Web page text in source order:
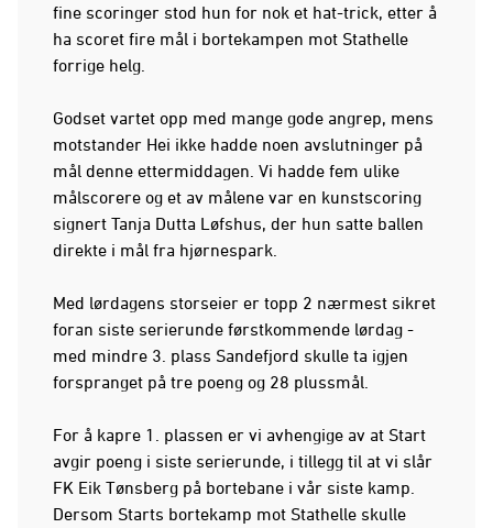
fine scoringer stod hun for nok et hat-trick, etter å
ha scoret fire mål i bortekampen mot Stathelle
forrige helg.
Godset vartet opp med mange gode angrep, mens
motstander Hei ikke hadde noen avslutninger på
mål denne ettermiddagen. Vi hadde fem ulike
målscorere og et av målene var en kunstscoring
signert Tanja Dutta Løfshus, der hun satte ballen
direkte i mål fra hjørnespark.
Med lørdagens storseier er topp 2 nærmest sikret
foran siste serierunde førstkommende lørdag -
med mindre 3. plass Sandefjord skulle ta igjen
forspranget på tre poeng og 28 plussmål.
For å kapre 1. plassen er vi avhengige av at Start
avgir poeng i siste serierunde, i tillegg til at vi slår
FK Eik Tønsberg på bortebane i vår siste kamp.
Dersom Starts bortekamp mot Stathelle skulle